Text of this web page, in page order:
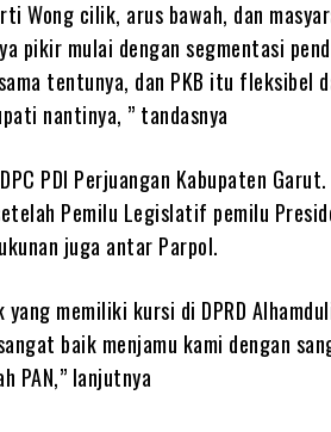
Wong cilik, arus bawah, dan
pikir mulai dengan segmentasi
tentunya, dan PKB itu fleksibel
nantinya, ” tandasnya
PDI Perjuangan Kabupaten Garut.
Pemilu Legislatif pemilu
juga antar Parpol.
memiliki kursi di DPRD
baik menjamu kami dengan
PAN,” lanjutnya